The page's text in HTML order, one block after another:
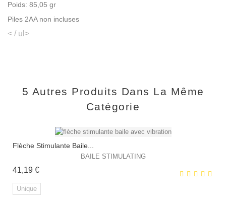
Poids: 85,05 gr
Piles 2AA non incluses
< / ul>
5 Autres Produits Dans La Même
Catégorie
Flèche Stimulante Baile...
BAILE STIMULATING
41,19 €Prix
Unique